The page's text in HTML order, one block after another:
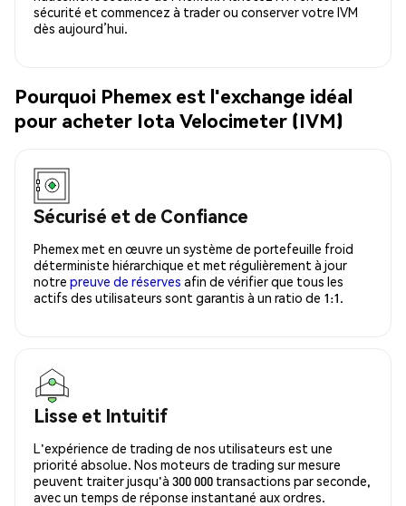
sécurité et commencez à trader ou conserver votre IVM
dès aujourd’hui.
Pourquoi Phemex est l'exchange idéal
pour acheter Iota Velocimeter (IVM)
Sécurisé et de Confiance
Phemex met en œuvre un système de portefeuille froid
déterministe hiérarchique et met régulièrement à jour
notre preuve de réserves afin de vérifier que tous les
actifs des utilisateurs sont garantis à un ratio de 1:1.
Lisse et Intuitif
L'expérience de trading de nos utilisateurs est une
priorité absolue. Nos moteurs de trading sur mesure
peuvent traiter jusqu'à 300 000 transactions par seconde,
avec un temps de réponse instantané aux ordres.